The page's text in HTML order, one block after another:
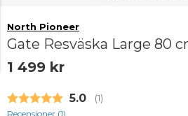
North Pioneer
Gate Resväska Large 80
1 499 kr
Snittbetyg:
5.0 (röster:
1)
Recensioner (1)